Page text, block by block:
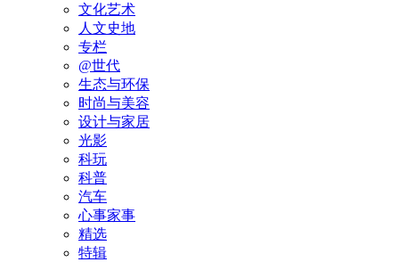
文化艺术
人文史地
专栏
@世代
生态与环保
时尚与美容
设计与家居
光影
科玩
科普
汽车
心事家事
精选
特辑